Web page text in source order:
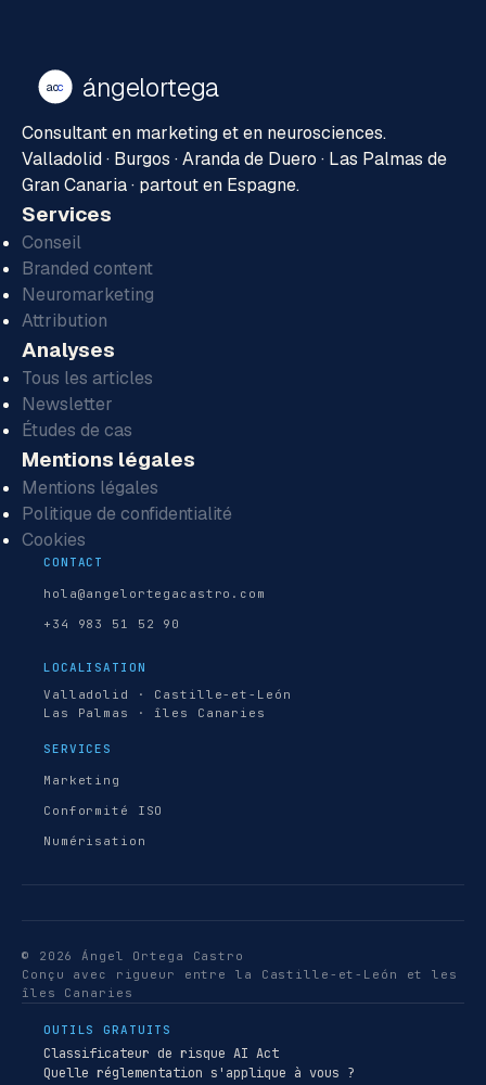
aoc ángelortega
Consultant en marketing et en neurosciences.
Valladolid · Burgos · Aranda de Duero · Las Palmas de
Gran Canaria · partout en Espagne.
Services
Conseil
Branded content
Neuromarketing
Attribution
Analyses
Tous les articles
Newsletter
Études de cas
Mentions légales
Mentions légales
Politique de confidentialité
Cookies
CONTACT
hola@angelortegacastro.com
+34 983 51 52 90
LOCALISATION
Valladolid · Castille-et-León
Las Palmas · îles Canaries
SERVICES
Marketing
Conformité ISO
Numérisation
© 2026 Ángel Ortega Castro
Conçu avec rigueur entre la Castille-et-León et les
îles Canaries
OUTILS GRATUITS
Classificateur de risque AI Act
Quelle réglementation s'applique à vous ?